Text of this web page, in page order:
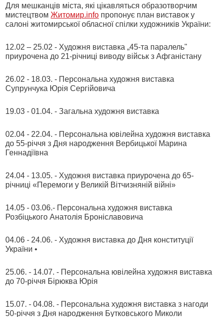
Для мешканців міста, які цікавляться образотворчим
мистецтвомЖитомир.info пропонує план виставок у
салоні житомирської обласної спілки художників України:
12.02 – 25.02 - Художня виставка „45-та паралель"
приурочена до 21-річниці виводу військ з Афганістану
26.02 - 18.03. - Персональна художня виставка
Супрунчука Юрія Сергійовича
19.03 - 01.04. - Загальна художня виставка
02.04 - 22.04. - Персональна ювілейна художня виставка
до 55-річчя з Дня народження Вербицької Марина
Геннадіївна
24.04 - 13.05. - Художня виставка приурочена до 65-
річниці «Перемоги у Великій Вітчизняній війні»
14.05 - 03.06.- Персональна художня виставка
Розбіцького Анатолія Броніславовича
04.06 - 24.06. - Художня виставка до Дня конституції
України •
25.06. - 14.07. - Персональна ювілейна художня виставка
до 70-річчя Бірюква Юрія
15.07. - 04.08. - Персональна художня виставка з нагоди
50-річчя з Дня народження Бутковського Миколи